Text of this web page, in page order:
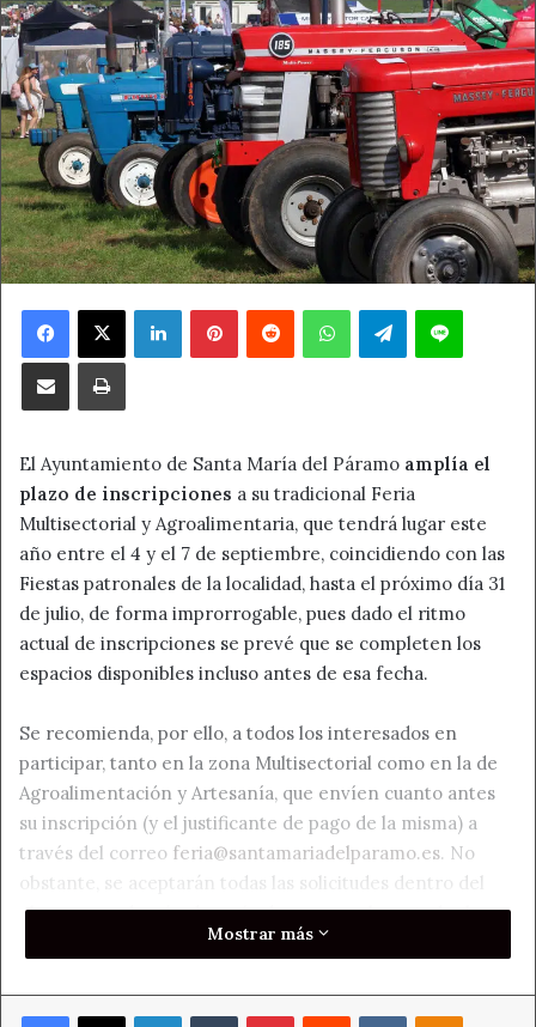
Facebook
X LinkedInPinterestReddit WhatsAppTelegramLine
Compartir por correo electrónicoImprimir
El Ayuntamiento de Santa María del Páramo amplía el
plazo de inscripciones a su tradicional Feria
Multisectorial y Agroalimentaria, que tendrá lugar este
año entre el 4 y el 7 de septiembre, coincidiendo con las
Fiestas patronales de la localidad, hasta el próximo día 31
de julio, de forma improrrogable, pues dado el ritmo
actual de inscripciones se prevé que se completen los
espacios disponibles incluso antes de esa fecha.
Se recomienda, por ello, a todos los interesados en
participar, tanto en la zona Multisectorial como en la de
Agroalimentación y Artesanía, que envíen cuanto antes
su inscripción (y el justificante de pago de la misma) a
través del correo feria@santamariadelparamo.es. No
obstante, se aceptarán todas las solicitudes dentro del
plazo marcado, aún después de que se cubran todas las
plazas disponibles actualmente, quedando en reserva por
Feria.
Mostrar más
Facebook
X LinkedInTumblrPinterestReddit VKontakte